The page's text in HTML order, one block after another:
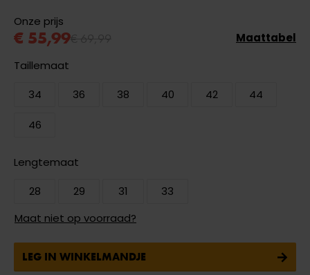
Onze prijs
€ 55,99
Taillemaat
34
36 38 40 42 44
46
Lengtemaat
28
29 31
33
Maat niet op voorraad?
Maattabel
LEG IN WINKELMANDJE